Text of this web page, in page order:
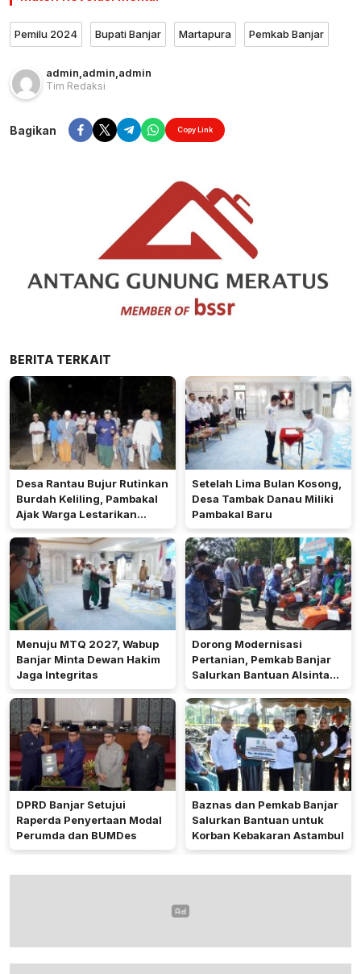
Pemilu 2024 Bupati Banjar Martapura Pemkab Banjar
admin admin admin
Tim Redaksi
Bagikan Copy Link
BERITA TERKAIT
Desa Rantau Bujur Rutinkan
Burdah Keliling, Pambakal
Ajak Warga Lestarikan
Tradisi Keagamaan
Setelah Lima Bulan Kosong,
Desa Tambak Danau Miliki
Pambakal Baru
Menuju MTQ 2027, Wabup
Banjar Minta Dewan Hakim
Jaga Integritas
Dorong Modernisasi
Pertanian, Pemkab Banjar
Salurkan Bantuan Alsintan
ke 27 Desa
DPRD Banjar Setujui
Raperda Penyertaan Modal
Perumda dan BUMDes
Baznas dan Pemkab Banjar
Salurkan Bantuan untuk
Korban Kebakaran Astambul